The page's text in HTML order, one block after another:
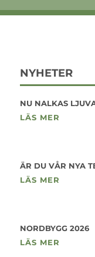
NYHETER
NU NALKAS
LÄS MER
ÄR DU VÅR NYA
LÄS MER
NORDBYGG 2026
LÄS MER